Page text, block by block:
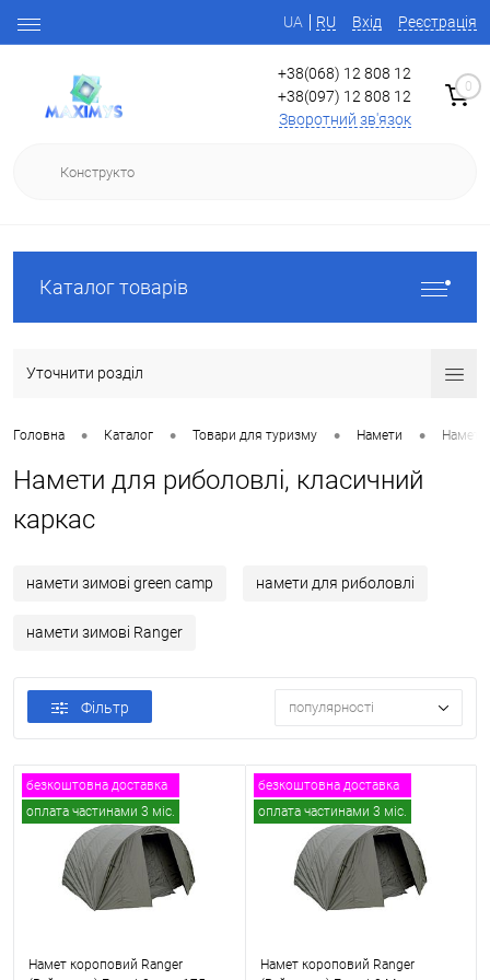
UA RU Вхід Реєстрація
+38(068) 12 808 12
+38(097) 12 808 12
Зворотний зв'язок
0
Каталог товарів
Уточнити розділ
Головна • Каталог • Товари для туризму • Намети • Намети
Намети для риболовлі, класичний
каркас
намети зимові green camp намети для риболовлі
намети зимові Ranger
Фільтр популярності
безкоштовна доставка
оплата частинами 3 міс.
Намет короповий Ranger
безкоштовна доставка
оплата частинами 3 міс.
Намет короповий Ranger